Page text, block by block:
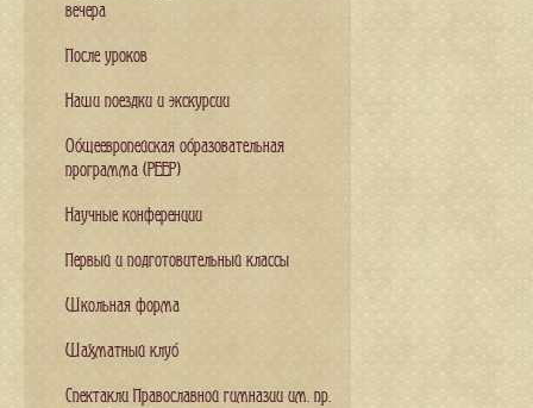
вечера
После уроков
Наши поездки и экскурсии
Общеевропейская образовательная
программа (PEEP)
Научные конференции
Первый и подготовительный классы
Школьная форма
Шахматный клуб
Спектакли Православной гимназии им. пр.